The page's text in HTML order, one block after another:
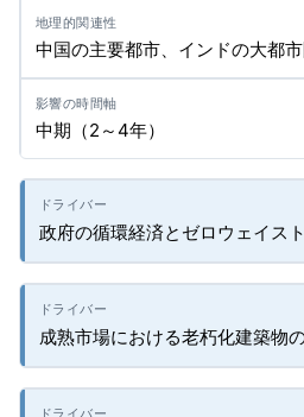
中国の主要都市、インドの大都
中期（2～4年）
政府の循環経済とゼロウェイス
成熟市場における老朽化建築物